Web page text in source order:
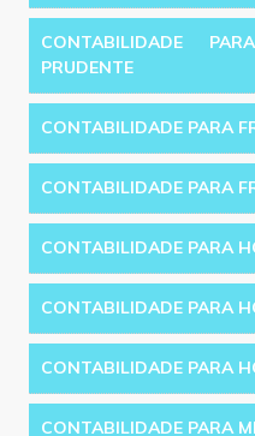
CONTABILIDADE
PRUDENTE
CONTABILIDADE PARA
CONTABILIDADE PARA
CONTABILIDADE PARA
CONTABILIDADE PARA
CONTABILIDADE PARA
CONTABILIDADE PARA